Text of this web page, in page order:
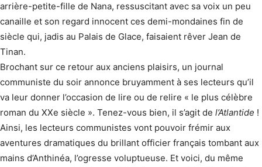
arrière-petite-fille de Nana, ressuscitant avec sa voix un peu
canaille et son regard innocent ces demi-mondaines fin de
siècle qui, jadis au Palais de Glace, faisaient rêver Jean de
Tinan.
Brochant sur ce retour aux anciens plaisirs, un journal
communiste du soir annonce bruyamment à ses lecteurs qu’il
va leur donner l’occasion de lire ou de relire « le plus célèbre
roman du XXe siècle ». Tenez-vous bien, il s’agit de l’Atlantide !
Ainsi, les lecteurs communistes vont pouvoir frémir aux
aventures dramatiques du brillant officier français tombant aux
mains d’Anthinéa, l’ogresse voluptueuse. Et voici, du même